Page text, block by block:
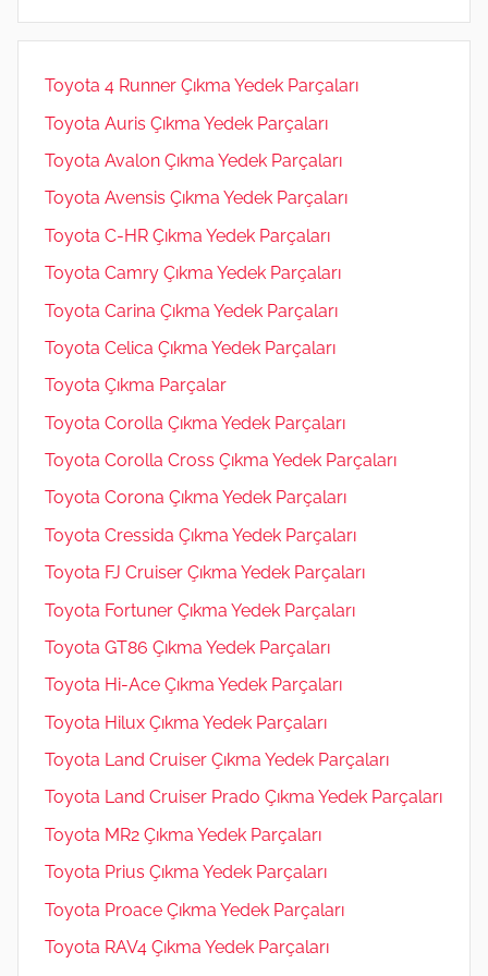
m
Toyota 4 Runner Çıkma Yedek Parçaları
Toyota Auris Çıkma Yedek Parçaları
Toyota Avalon Çıkma Yedek Parçaları
Toyota Avensis Çıkma Yedek Parçaları
Toyota C-HR Çıkma Yedek Parçaları
Toyota Camry Çıkma Yedek Parçaları
Toyota Carina Çıkma Yedek Parçaları
Toyota Celica Çıkma Yedek Parçaları
Toyota Çıkma Parçalar
Toyota Corolla Çıkma Yedek Parçaları
Toyota Corolla Cross Çıkma Yedek Parçaları
Toyota Corona Çıkma Yedek Parçaları
Toyota Cressida Çıkma Yedek Parçaları
Toyota FJ Cruiser Çıkma Yedek Parçaları
Toyota Fortuner Çıkma Yedek Parçaları
Toyota GT86 Çıkma Yedek Parçaları
Toyota Hi-Ace Çıkma Yedek Parçaları
Toyota Hilux Çıkma Yedek Parçaları
Toyota Land Cruiser Çıkma Yedek Parçaları
Toyota Land Cruiser Prado Çıkma Yedek Parçaları
Toyota MR2 Çıkma Yedek Parçaları
Toyota Prius Çıkma Yedek Parçaları
Toyota Proace Çıkma Yedek Parçaları
Toyota RAV4 Çıkma Yedek Parçaları